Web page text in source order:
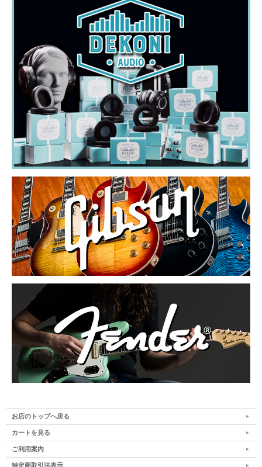
お店のトップへ戻る
カートを見る
ご利用案内
特定商取引法表示